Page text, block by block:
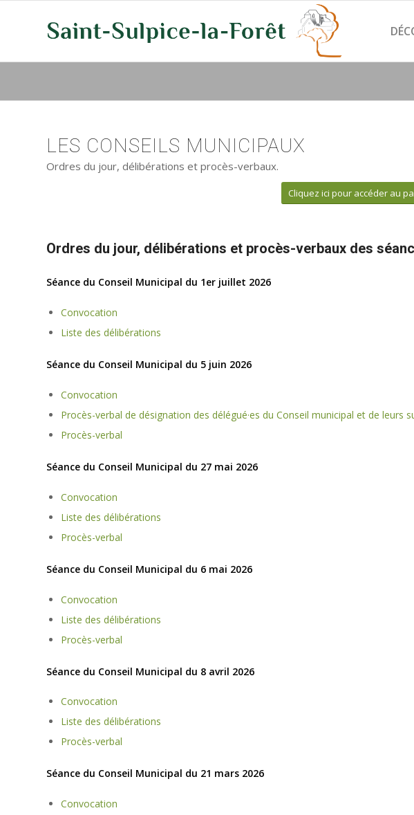
LES CONSEILS MUNICIPAUX
Ordres du jour, délibérations et procès-verbaux.
Cliquez ici pour accéder au
Ordres du jour, délibérations et procès-verbaux des
Séance du Conseil Municipal du 1er juillet 2026
Convocation
Liste des délibérations
Séance du Conseil Municipal du 5 juin 2026
Convocation
Procès-verbal de désignation des délégué·es du Conseil municipal et de leurs
Procès-verbal
Séance du Conseil Municipal du 27 mai 2026
Convocation
Liste des délibérations
Procès-verbal
Séance du Conseil Municipal du 6 mai 2026
Convocation
Liste des délibérations
Procès-verbal
Séance du Conseil Municipal du 8 avril 2026
Convocation
Liste des délibérations
Procès-verbal
Séance du Conseil Municipal du 21 mars 2026
Convocation